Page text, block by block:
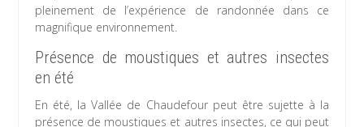
pleinement de l’expérience de randonnée dans ce
magnifique environnement.
Présence de moustiques et autres insectes
en été
En été, la Vallée de Chaudefour peut être sujette à la
présence de moustiques et autres insectes, ce qui peut